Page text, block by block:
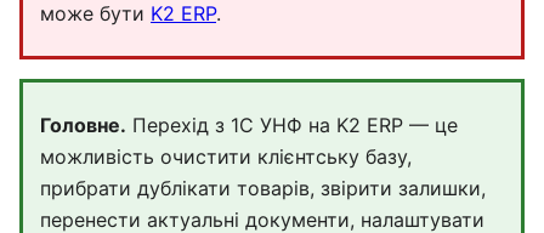
може бути K2 ERP.
Головне. Перехід з 1С УНФ на K2 ERP — це
можливість очистити клієнтську базу,
прибрати дублікати товарів, звірити залишки,
перенести актуальні документи, налаштувати